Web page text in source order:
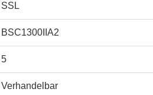
SSL
BSC1300IIA2
5
Verhandelbar